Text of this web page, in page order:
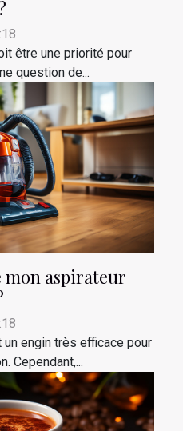
être une priorité pour
question de...
mon aspirateur
un engin très efficace pour
Cependant,...